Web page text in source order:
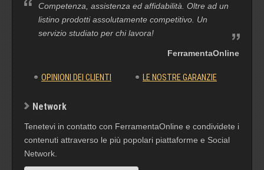
Competenza, assistenza ed affidabilità. Oltre ad un
listino prodotti assolutamente competitivo. Un
servizio studiato per chi lavora!
FerramentaOnline
OPINIONI DEI CLIENTI LE NOSTRE GARANZIE
Network
Tenetevi in contatto con FerramentaOnline e condividete i
contenuti attraverso le più popolari piattaforme e Social
Network.